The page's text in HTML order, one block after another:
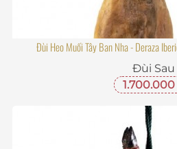
Đùi Heo Muối Tây Ban Nha - Deraza
Đùi Sau